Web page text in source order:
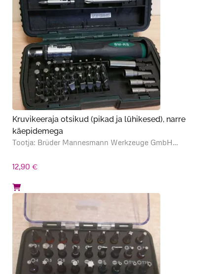
Kruvikeeraja otsikud (pikad ja lühikesed), narre
käepidemega
Tootja: Brüder Mannesmann Werkzeuge GmbH…
12,90 €